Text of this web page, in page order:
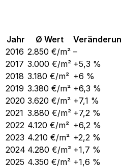
Jahr Ø Wert
2016 2.850 €/m² –
2017 3.000 €/m² +5,3 %
2018 3.180 €/m² +6 %
2019 3.380 €/m² +6,3 %
2020 3.620 €/m² +7,1 %
2021 3.880 €/m² +7,2 %
2022 4.120 €/m² +6,2 %
2023 4.210 €/m² +2,2 %
2024 4.280 €/m² +1,7 %
2025 4.350 €/m² +1,6 %